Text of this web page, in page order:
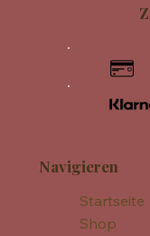
Navigieren
Startseite
Shop